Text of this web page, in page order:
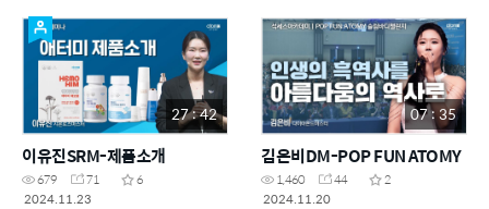
27 : 42
이유진SRM-제품소개
679 71
6
2024.11.23
07 : 35
김은비DM-POP FUN ATOMY
1,460 44
2
2024.11.20